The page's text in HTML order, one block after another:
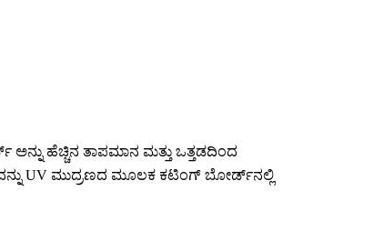
ಹೆಚ್ಚಿನ ತಾಪಮಾನ ಮತ್ತು ಒತ್ತಡದಿಂದ
ಇದನ್ನು UV ಮುದ್ರಣದ ಮೂಲಕ ಕಟಿಂಗ್ ಬೋರ್ಡ್‌ನಲ್ಲಿ